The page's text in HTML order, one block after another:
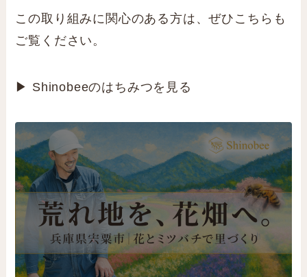
この取り組みに関心のある方は、ぜひこちらも
ご覧ください。
▶︎ Shinobeeのはちみつを見る